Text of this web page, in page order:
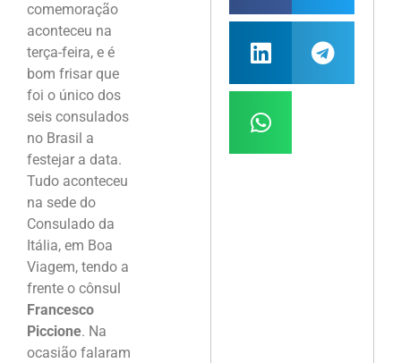
comemoração
aconteceu na
terça-feira, e é
bom frisar que
foi o único dos
seis consulados
no Brasil a
festejar a data.
Tudo aconteceu
na sede do
Consulado da
Itália, em Boa
Viagem, tendo a
frente o cônsul
Francesco
Piccione. Na
ocasião falaram